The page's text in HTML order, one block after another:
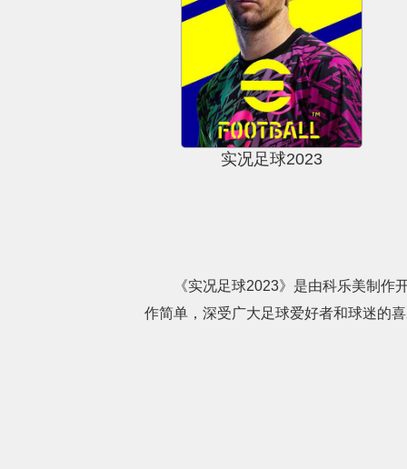
实况足球2023
《实况足球2023》是由科乐美制
作简单，深受广大足球爱好者和球迷的